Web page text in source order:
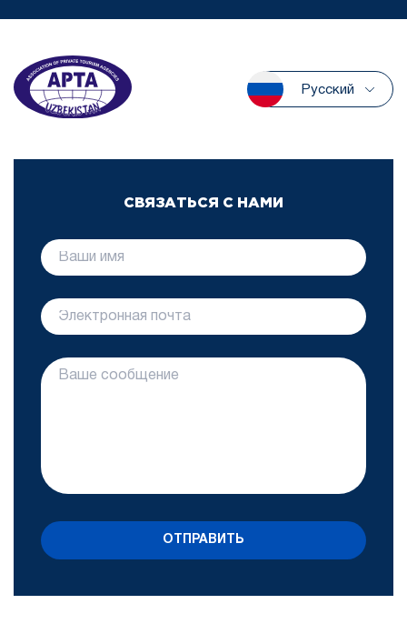
Русский
СВЯЗАТЬСЯ С НАМИ
ОТПРАВИТЬ